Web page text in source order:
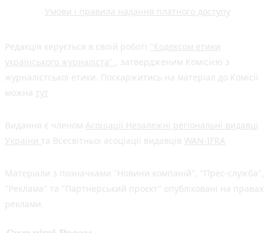
Умови і правила надання платного доступу
Редакція керується в своїй роботі "Кодексом етики
українського журналіста"
, затвердженим Комісією з
журналістської етики. Поскаржитись на матеріал до Комісії
можна тут
Видання є членом Асоціації Незалежні регіональні видавці
України та Всесвітньої асоціації видавців WAN-IFRA
Матеріали з позначками "Новини компаній", "Прес-служба",
"Реклама" та "Партнерський проєкт" опубліковані на правах
реклами.